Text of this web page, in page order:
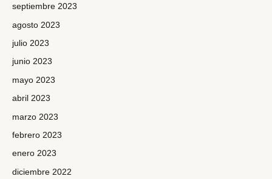
septiembre 2023
agosto 2023
julio 2023
junio 2023
mayo 2023
abril 2023
marzo 2023
febrero 2023
enero 2023
diciembre 2022